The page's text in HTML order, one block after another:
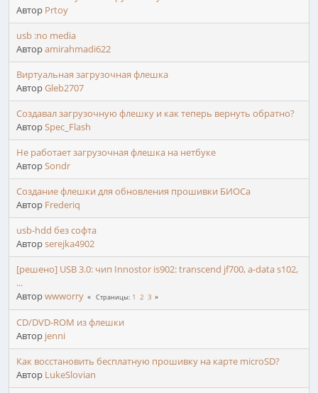
Автор Prtoy
usb :no media
Авторamirahmadi622
Виртуальная загрузочная флешка
АвторGleb2707
Создавал загрузочную флешку и как теперь вернуть обратно?
АвторSpec_Flash
Не работает загрузочная флешка на нетбуке
АвторSondr
Создание флешки для обновления прошивки БИОСа
Автор Frederiq
usb-hdd без софта
Авторserejka4902
[решено] USB 3.0: чип Innostor is902: transcend jf700, a-data s102,
...
Авторwwworry Страницы 1 2 3
CD/DVD-ROM из флешки
Автор jenni
Как восстановить бесплатную прошивку на карте microSD?
Автор LukeSlovian